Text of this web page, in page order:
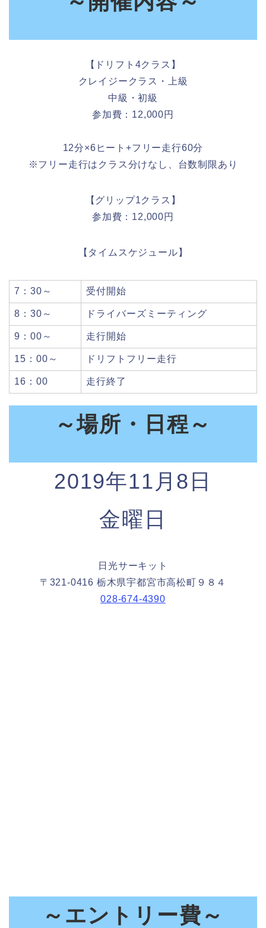
【ドリフト4クラス】
クレイジークラス・上級
中級・初級
参加費：12,000円
12分×6ヒート+フリー走行60分
※フリー走行はクラス分けなし、台数制限あり
【グリップ1クラス】
参加費：12,000円
【タイムスケジュール】
7：30～ 受付開始
8：30～ ドライバーズミーティング
9：00～ 走行開始
15：00～ ドリフトフリー走行
16：00 走行終了
～場所・日程～
2019年11月8日
金曜日
日光サーキット
〒321-0416 栃木県宇都宮市高松町９８４
028-674-4390
～エントリー費～